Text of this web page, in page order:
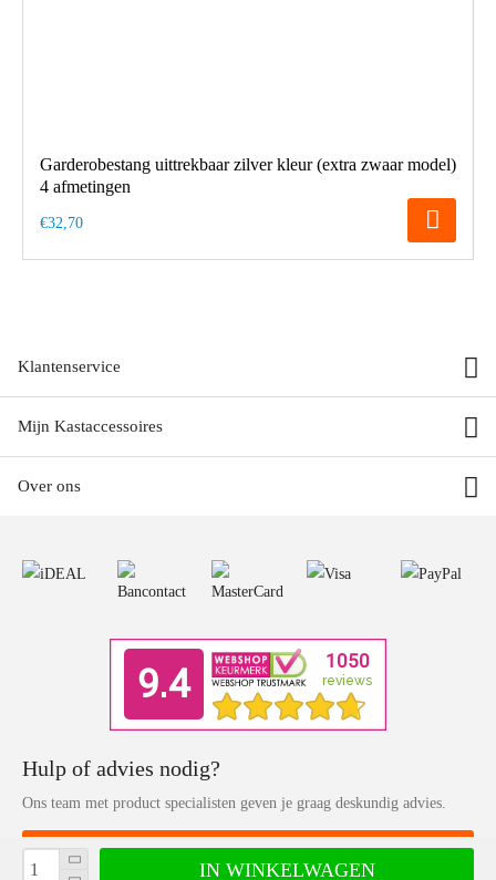
IN WINKELWAGEN
Garderobestang uittrekbaar zilver kleur (extra zwaar model)
4 afmetingen
€32,70
Klantenservice
Mijn Kastaccessoires
Over ons
Hulp of advies nodig?
Ons team met product specialisten geven je graag deskundig advies.